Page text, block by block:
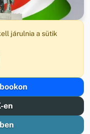
járulnia a sütik
en